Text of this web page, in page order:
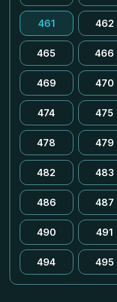
461 462
465 466
469 470
474 475
478 479
482 483
486 487
490 491
494 495